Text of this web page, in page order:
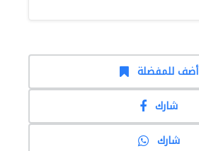
أضف للمفضلة
شارك
شارك